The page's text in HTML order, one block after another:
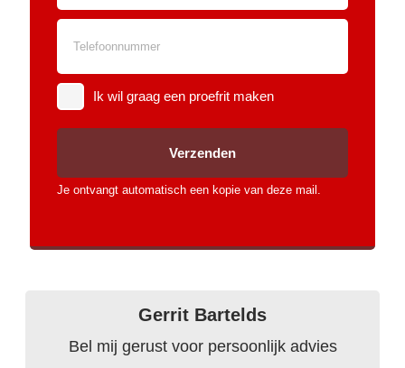
bestuurdersairbag Anti doorSlip Regeling
hoofd airbag(s) voor hoofd airbag(s) achter
Ik wil graag een proefrit maken
Verzenden
Je ontvangt automatisch een kopie van deze mail.
Gerrit Bartelds
Bel mij gerust voor persoonlijk advies